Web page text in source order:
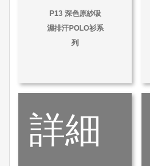
P13 深色原紗吸
濕排汗POLO衫系
列
詳細